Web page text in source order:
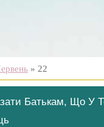
» 22
Батькам, Що У